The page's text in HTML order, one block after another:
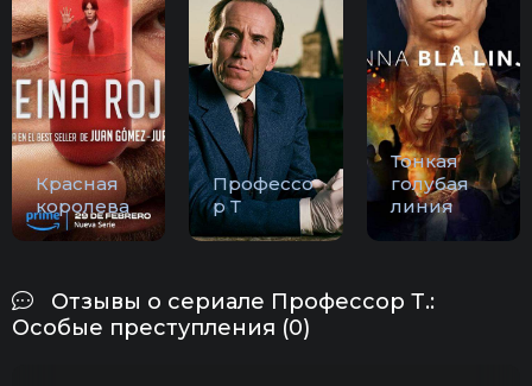
Красная
королева
Профессо
р Т
Тонкая
голубая
линия
Отзывы о сериале Профессор Т.:
Особые преступления (0)